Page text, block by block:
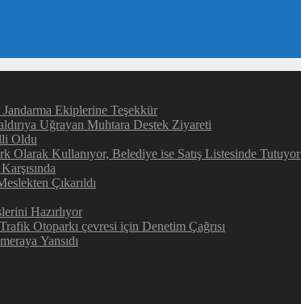
Ekiplerine Teşekkür
Uğrayan Muhtara Destek Ziyareti
Oldu
Olarak Kullanıyor, Belediye ise Satış Listesinde Tutuyor
Çıkarıldı
Hazırlıyor
AK Partili Kemal Altın ’dan Seyfi Demirsoy Hastanesi ve Trafik Otoparkı çevresi için Denetim Çağrısı
Yansıdı